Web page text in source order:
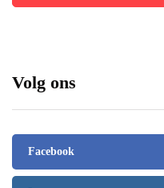
Volg ons
Facebook